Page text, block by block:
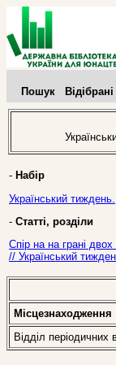
Пошук Відібрані
- Набір
Український тиждень.
- Статті, розділи
Спір на на грані
// Український
Місцезнаходження
Відділ періодичних